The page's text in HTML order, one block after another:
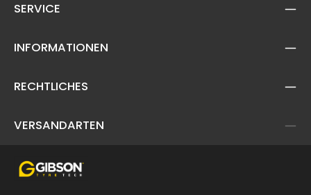
SERVICE
INFORMATIONEN
RECHTLICHES
VERSANDARTEN